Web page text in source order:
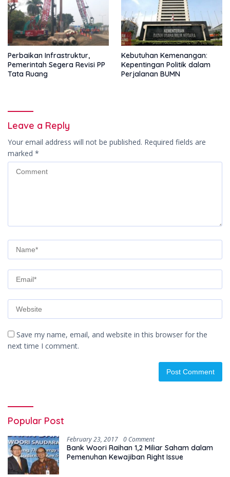
Perbaikan Infrastruktur,
Pemerintah Segera Revisi PP
Tata Ruang
Kebutuhan Kemenangan:
Kepentingan Politik dalam
Perjalanan BUMN
Leave a Reply
Your email address will not be published. Required fields are
marked *
Save my name, email, and website in this browser for the
next time I comment.
Popular Post
February 23, 2017 0 Comment
Bank Woori Raihan 1,2 Miliar Saham dalam
Pemenuhan Kewajiban Right Issue